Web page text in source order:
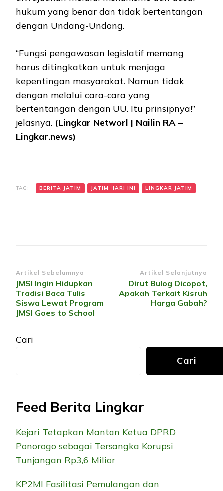
hukum yang benar dan tidak bertentangan
dengan Undang-Undang.
“Fungsi pengawasan legislatif memang
harus ditingkatkan untuk menjaga
kepentingan masyarakat. Namun tidak
dengan melalui cara-cara yang
bertentangan dengan UU. Itu prinsipnya!”
jelasnya. (Lingkar Networl | Nailin RA –
Lingkar.news)
TAG: BERITA JATIM JATIM HARI INI LINGKAR JATIM
Navigasi
Artikel
Artikel Sebelumnya
JMSI Ingin Hidupkan
Tradisi Baca Tulis
Siswa Lewat Program
JMSI Goes to School
Artikel Selanjutnya
Dirut Bulog Dicopot,
Apakah Terkait Kisruh
Harga Gabah?
Cari
Cari
Feed Berita Lingkar
Kejari Tetapkan Mantan Ketua DPRD
Ponorogo sebagai Tersangka Korupsi
Tunjangan Rp3,6 Miliar
KP2MI Fasilitasi Pemulangan dan